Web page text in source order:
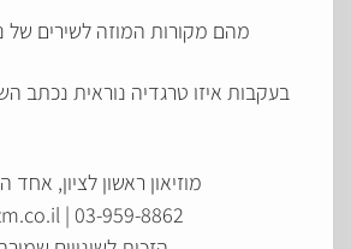
מהם מקורות המוזה לשירים של
בעקבות איזו טרגדיה נוראית נכתב
מוזיאון ראשון לציון, אחד
03-959-8862 | rlzm.co.il